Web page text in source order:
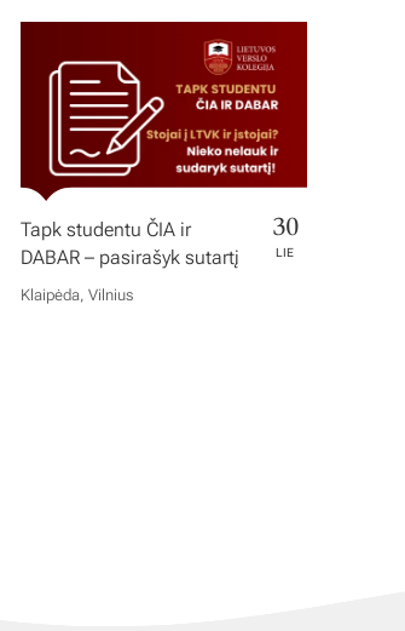
Tapk studentu ČIA ir
DABAR – pasirašyk sutartį
30
LIE
Klaipėda, Vilnius